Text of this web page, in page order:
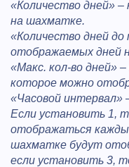
«Количество дней»
на шахматке.
«Количество дней
отображаемых дней
«Макс. кол-во дней»
которое можно
«Часовой интервал»
Если установить 1,
отображаться
шахматке будут
если установить 3,